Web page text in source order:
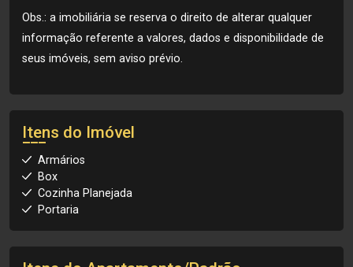
Obs.: a imobiliária se reserva o direito de alterar qualquer
informação referente a valores, dados e disponibilidade de
seus imóveis, sem aviso prévio.
Itens do Imóvel
Armários
Box
Cozinha Planejada
Portaria